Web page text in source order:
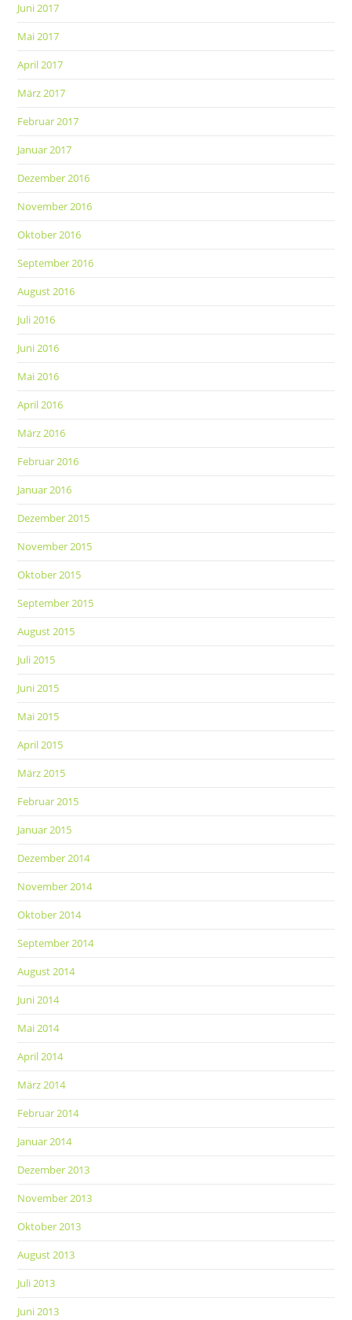
Juni 2017
Mai 2017
April 2017
März 2017
Februar 2017
Januar 2017
Dezember 2016
November 2016
Oktober 2016
September 2016
August 2016
Juli 2016
Juni 2016
Mai 2016
April 2016
März 2016
Februar 2016
Januar 2016
Dezember 2015
November 2015
Oktober 2015
September 2015
August 2015
Juli 2015
Juni 2015
Mai 2015
April 2015
März 2015
Februar 2015
Januar 2015
Dezember 2014
November 2014
Oktober 2014
September 2014
August 2014
Juni 2014
Mai 2014
April 2014
März 2014
Februar 2014
Januar 2014
Dezember 2013
November 2013
Oktober 2013
August 2013
Juli 2013
Juni 2013